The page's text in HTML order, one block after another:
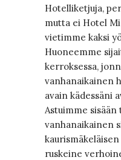
Hotelliketjuja,
mutta ei Hotel
vietimme kaksi
Huoneemme
kerroksessa,
vanhanaikainen
avain kädessäni
Astuimme sisään
vanhanaikainen
ruskeine